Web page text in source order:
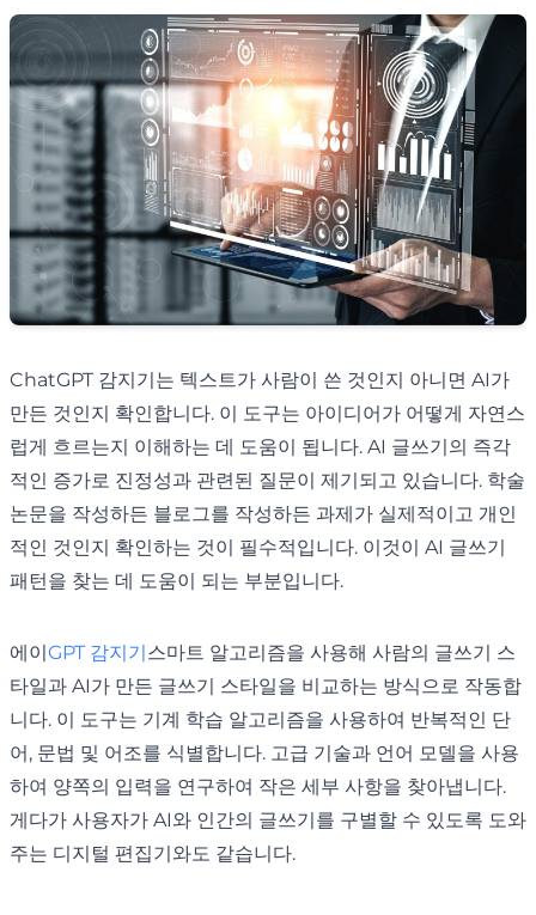
ChatGPT 감지기는 텍스트가 사람이 쓴 것인지 아니면 AI가
만든 것인지 확인합니다. 이 도구는 아이디어가 어떻게 자연스
럽게 흐르는지 이해하는 데 도움이 됩니다. AI 글쓰기의 즉각
적인 증가로 진정성과 관련된 질문이 제기되고 있습니다. 학술
논문을 작성하든 블로그를 작성하든 과제가 실제적이고 개인
적인 것인지 확인하는 것이 필수적입니다. 이것이 AI 글쓰기
패턴을 찾는 데 도움이 되는 부분입니다.
에이GPT 감지기스마트 알고리즘을 사용해 사람의 글쓰기 스
타일과 AI가 만든 글쓰기 스타일을 비교하는 방식으로 작동합
니다. 이 도구는 기계 학습 알고리즘을 사용하여 반복적인 단
어, 문법 및 어조를 식별합니다. 고급 기술과 언어 모델을 사용
하여 양쪽의 입력을 연구하여 작은 세부 사항을 찾아냅니다.
게다가 사용자가 AI와 인간의 글쓰기를 구별할 수 있도록 도와
주는 디지털 편집기와도 같습니다.